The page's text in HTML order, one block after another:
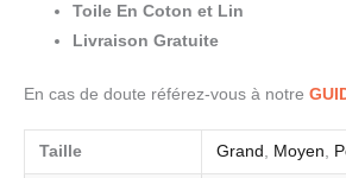
Toile En Coton et Lin
Livraison Gratuite
En cas de doute référez-vous à notre
Taille Grand Moyen